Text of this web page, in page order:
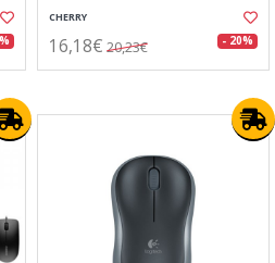
CHERRY
16,18€ 20,23€ - 20%